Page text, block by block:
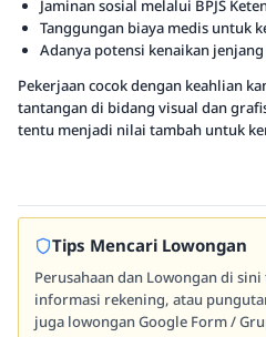
Jaminan sosial melalui BPJS
Tanggungan biaya medis untuk
Adanya potensi kenaikan
Pekerjaan cocok dengan keahlian
tantangan di bidang visual dan
tentu menjadi nilai tambah untuk
Tips Mencari Lowongan
Perusahaan dan Lowongan di
informasi rekening, atau
juga lowongan Google Form /